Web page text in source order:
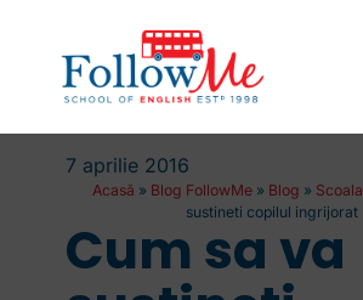
7 aprilie 2016
Acasă » Blog FollowMe» Blog » Scoala
sustineti copilul ingrijorat
Cum sa va